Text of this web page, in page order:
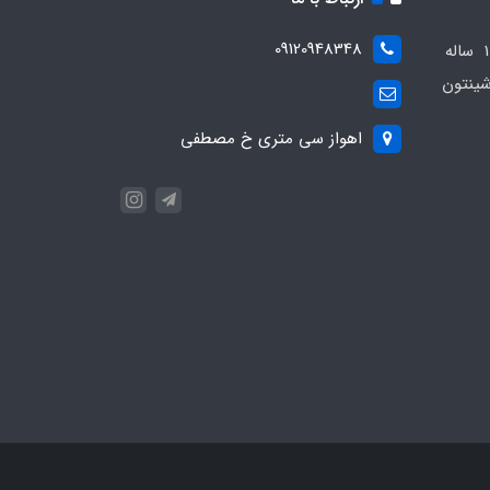
مجموعه مهدی اسپرت باسابقه 10 ساله
09120948348
اهواز سی متری خ مصطفی